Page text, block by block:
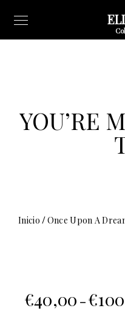
YOU’RE
Inicio /Once Upon A
€40,00 – €